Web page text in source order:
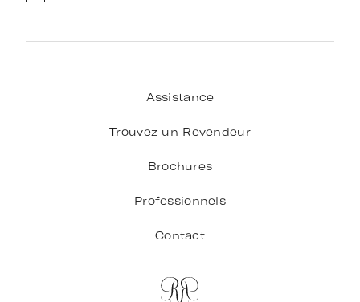
Assistance
Trouvez un Revendeur
Brochures
Professionnels
Contact